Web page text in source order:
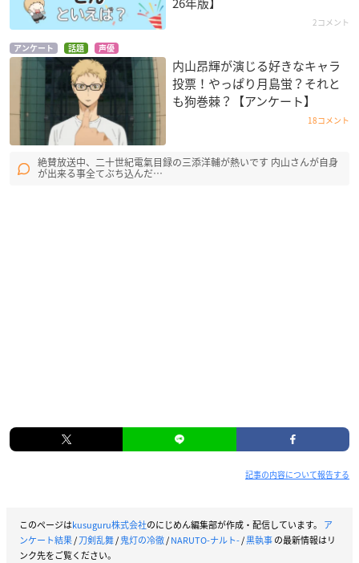
26年版】
2コメント
アンケート 話題 声優
内山昂輝が演じる好きなキャラ
投票！やっぱり月島蛍？それと
も狗巻棘？【アンケート】
18コメント
絶賛放送中、二十世紀電氣目録の三添洋輔が熱いです 内山さんが自身
が出来る事全てぶち込んだ…
記事の内容について報告する
このページはkusuguru株式会社のにじめん編集部が作成・配信しています。 ア
ンケート結果/刀剣乱舞/鬼灯の冷徹/NARUTO-ナルト-/黒執事の最新情報はリ
ンク先をご覧ください。